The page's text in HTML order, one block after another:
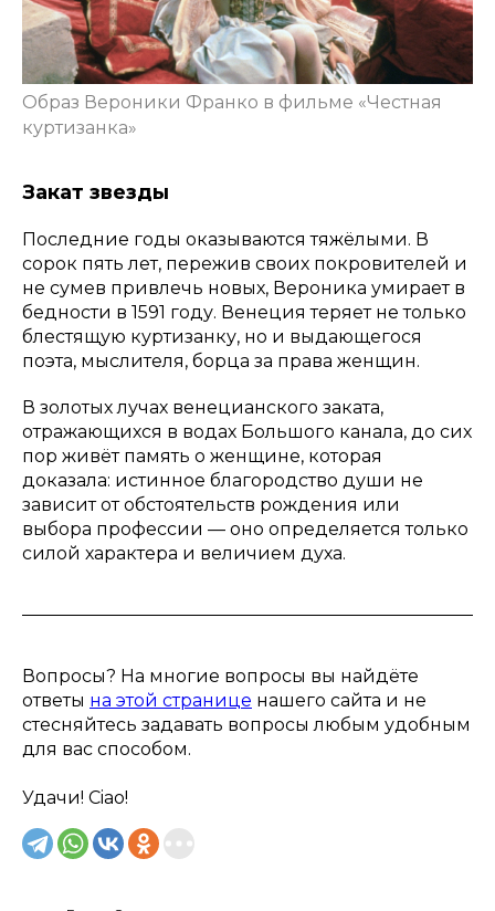
Образ Вероники Франко в фильме «Честная
куртизанка»
Закат звезды
Последние годы оказываются тяжёлыми. В
сорок пять лет, пережив своих покровителей и
не сумев привлечь новых, Вероника умирает в
бедности в 1591 году. Венеция теряет не только
блестящую куртизанку, но и выдающегося
поэта, мыслителя, борца за права женщин.
В золотых лучах венецианского заката,
отражающихся в водах Большого канала, до сих
пор живёт память о женщине, которая
доказала: истинное благородство души не
зависит от обстоятельств рождения или
выбора профессии — оно определяется только
силой характера и величием духа.
Вопросы? На многие вопросы вы найдёте
ответы на этой странице нашего сайта и не
стесняйтесь задавать вопросы любым удобным
для вас способом.
Удачи! Ciao!